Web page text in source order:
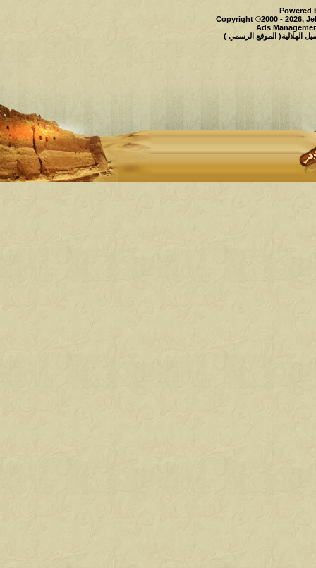
Powered
Copyright ©2000 - 2026,
Ads
الهلالية( الموقع الرسمي )